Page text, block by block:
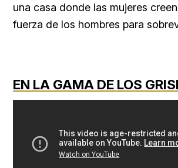
una casa donde las mujeres
fuerza de los hombres para
EN LA GAMA DE LOS